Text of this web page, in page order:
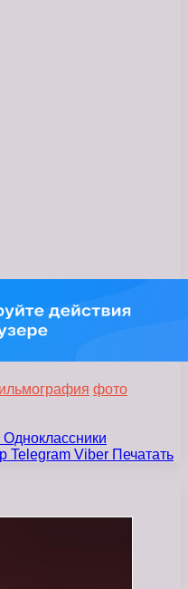
фото
Одноклассники
Telegram Viber Печатать